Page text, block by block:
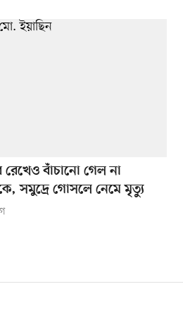
রেখেও বাঁচানো গেল না
সমুদ্রে গোসলে নেমে মৃত্যু